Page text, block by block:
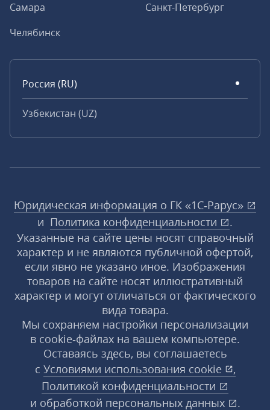
Самара
Санкт-Петербург
Челябинск
Россия (RU)
Узбекистан (UZ)
Юридическая информация о ГК «1С‑Рарус»
и Политика конфиденциальности
.
Указанные на сайте цены носят справочный
характер и не являются публичной офертой,
если явно не указано иное. Изображения
товаров на сайте носят иллюстративный
характер и могут отличаться от фактического
вида товара.
Мы сохраняем настройки персонализации
в cookie‑файлах на вашем компьютере.
Оставаясь здесь, вы соглашаетесь
с Условиями использования cookie
,
Политикой конфиденциальности
и обработкой персональных данных .